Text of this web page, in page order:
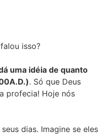
isso?
uma idéia de quanto
. Só que Deus
profecia! Hoje nós
dias. Imagine se eles